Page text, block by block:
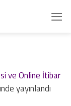
ve Online İtibar
yayınlandı